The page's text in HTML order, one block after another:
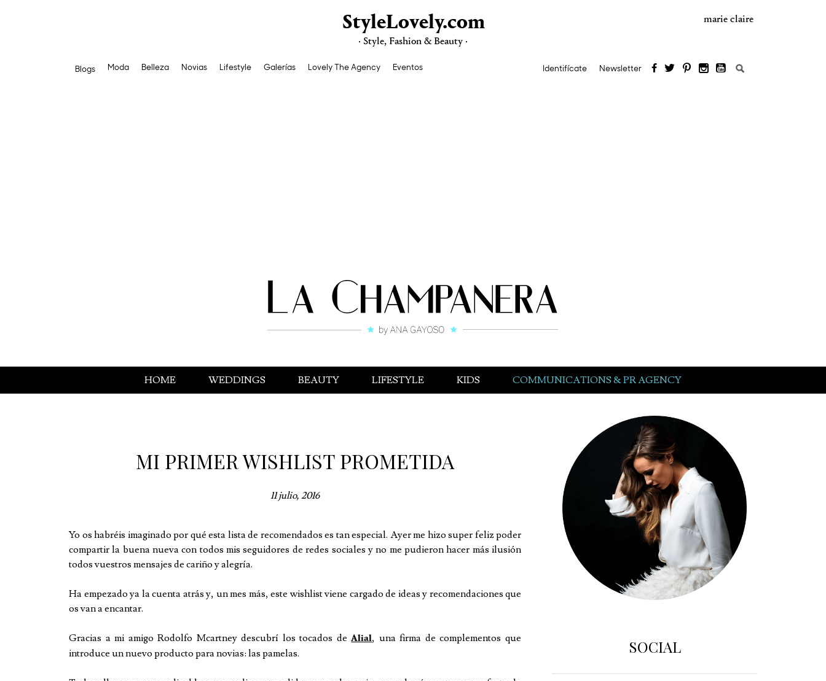
StyleLovely.com
· Style, Fashion & Beauty ·
marie claire
Blogs Moda Belleza Novias Lifestyle Galerías Lovely The Agency Eventos Identifícate Newsletter Buscar:
HOME WEDDINGS BEAUTY LIFESTYLE KIDS COMMUNICATIONS & PR AGENCY
MI PRIMER WISHLIST PROMETIDA
11 julio, 2016
Yo os habréis imaginado por qué esta lista de recomendados es tan especial. Ayer me hizo super feliz poder
compartir la buena nueva con todos mis seguidores de redes sociales y no me pudieron hacer más ilusión
todos vuestros mensajes de cariño y alegría.
Ha empezado ya la cuenta atrás y, un mes más, este wishlist viene cargado de ideas y recomendaciones que
os van a encantar.
Gracias a mi amigo Rodolfo Mcartney descubrí los tocados deAlial, una firma de complementos que
introduce un nuevo producto para novias: las pamelas.
SOCIAL